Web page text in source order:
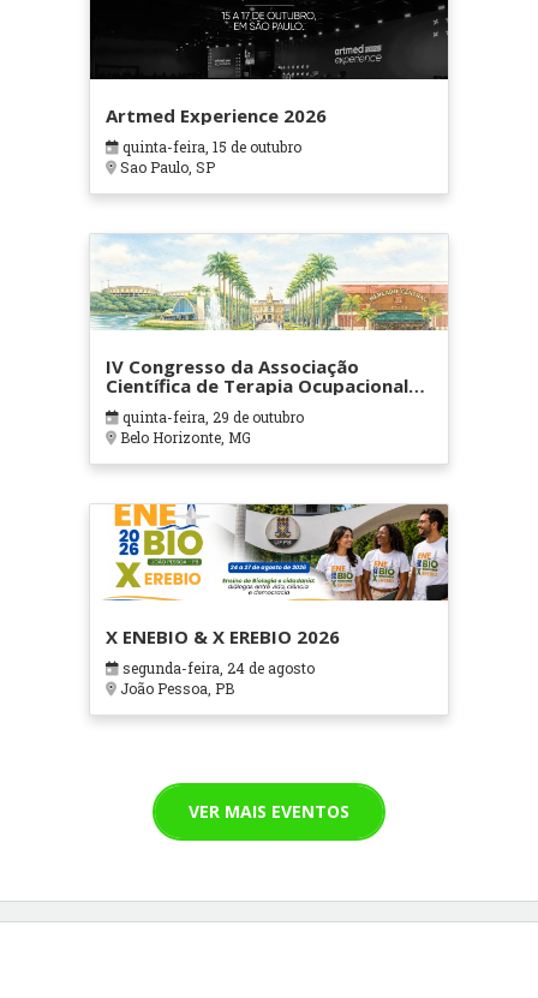
Artmed Experience 2026
quinta-feira, 15 de outubro
Sao Paulo, SP
IV Congresso da Associação
Científica de Terapia Ocupacional
em Contextos Hospitalares e
Cuidados Paliativos - ATOHOSP
quinta-feira, 29 de outubro
Belo Horizonte, MG
X ENEBIO & X EREBIO 2026
segunda-feira, 24 de agosto
João Pessoa, PB
VER MAIS EVENTOS